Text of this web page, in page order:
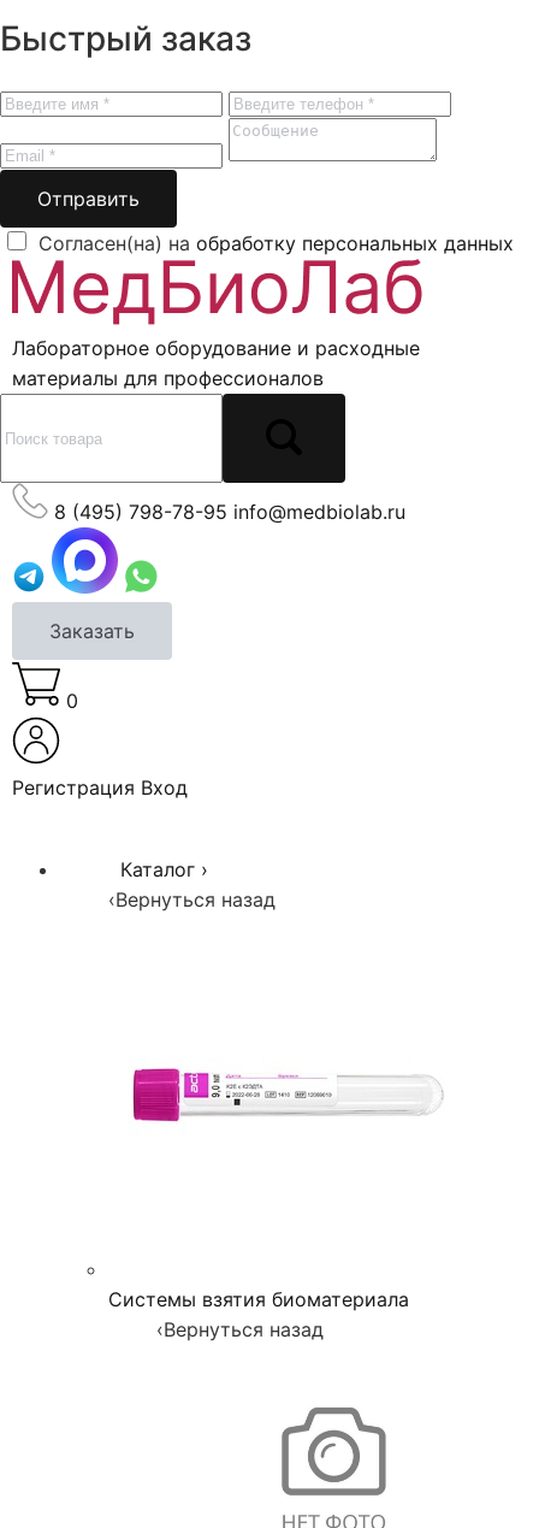
Быстрый заказ
Отправить
Согласен(на) на обработку персональных данных
Лабораторное оборудование и расходные
материалы для профессионалов
8 (495) 798-78-95 info@medbiolab.ru
Заказать
0
Регистрация Вход
Каталог ›
‹Вернуться назад
Системы взятия биоматериала
‹Вернуться назад